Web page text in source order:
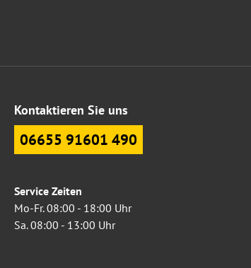
Kontaktieren Sie uns
06655 91601 490
Service Zeiten
Mo-Fr. 08:00 - 18:00 Uhr
Sa. 08:00 - 13:00 Uhr